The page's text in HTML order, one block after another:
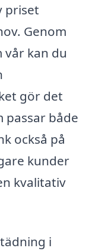
priset
Genom
kan du
gör det
både
också på
kunder
kvalitativ
i